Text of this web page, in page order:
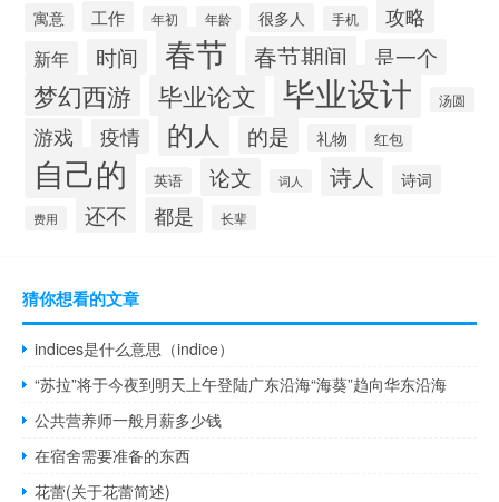
寓意 工作 年初 年龄 很多人 手机 攻略
新年 时间 春节 春节期间 是一个
梦幻西游 毕业论文 毕业设计 汤圆
游戏 疫情 的人 的是 礼物 红包
自己的 英语 论文 词人 诗人 诗词
费用 还不 都是 长辈
猜你想看的文章
indices是什么意思（indice）
“苏拉”将于今夜到明天上午登陆广东沿海“海葵”趋向华东沿海
公共营养师一般月薪多少钱
在宿舍需要准备的东西
花蕾(关于花蕾简述)